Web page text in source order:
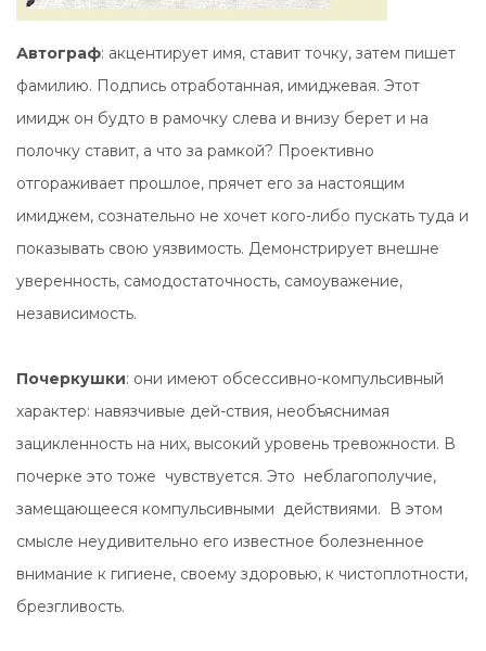
Автограф: акцентирует имя, ставит точку, затем пишет
фамилию. Подпись отработанная, имиджевая. Этот
имидж он будто в рамочку слева и внизу берет и на
полочку ставит, а что за рамкой? Проективно
отгораживает прошлое, прячет его за настоящим
имиджем, сознательно не хочет кого-либо пускать туда и
показывать свою уязвимость. Демонстрирует внешне
уверенность, самодостаточность, самоуважение,
независимость.
Почеркушки: они имеют обсессивно-компульсивный
характер: навязчивые дей-ствия, необъяснимая
зацикленность на них, высокий уровень тревожности. В
почерке это тоже чувствуется. Это неблагополучие,
замещающееся компульсивными действиями. В этом
смысле неудивительно его известное болезненное
внимание к гигиене, своему здоровью, к чистоплотности,
брезгливость.